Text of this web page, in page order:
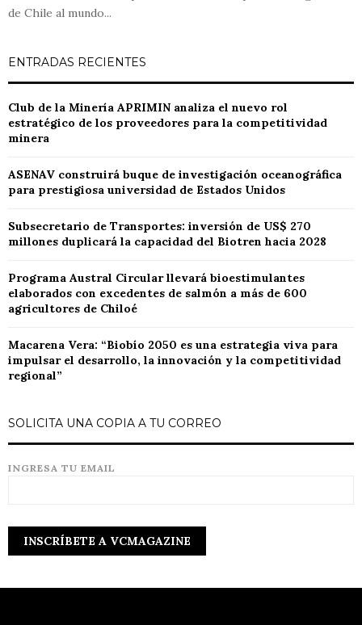
de Chile al mundo...
ENTRADAS RECIENTES
Club de la Minería APRIMIN analiza el nuevo rol
estratégico de los proveedores para la competitividad
minera
ASENAV construirá buque de investigación oceanográfica
para prestigiosa universidad de Estados Unidos
Subsecretario de Transportes: inversión de US$ 270
millones duplicará la capacidad del Biotren hacia 2028
Programa Austral Circular llevará bioestimulantes
elaborados con excedentes de salmón a más de 600
agricultores de Chiloé
Macarena Vera: “Biobío 2050 es una estrategia viva para
impulsar el desarrollo, la innovación y la competitividad
regional”
SOLICITA UNA COPIA A TU CORREO
INGRESA TU EMAIL